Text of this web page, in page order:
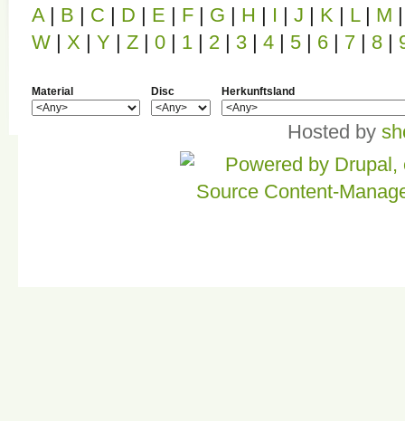
A | B | C | D | E | F | G | H | I | J | K | L | M |
W | X | Y | Z | 0 | 1 | 2 | 3 | 4 | 5 | 6 | 7 | 8 |
Material Disc Herkunftsland
Hosted by